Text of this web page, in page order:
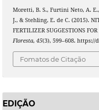
Moretti, B. S., Furtini Neto, A.
J., & Stehling, E. de C. (2015).
FERTILIZER SUGGESTIONS
Floresta, 45(3), 599–608. https://
Fomatos de Citação
EDIÇÃO